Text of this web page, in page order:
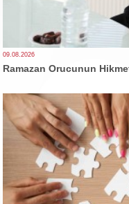
09.08.2026
Ramazan Orucunun